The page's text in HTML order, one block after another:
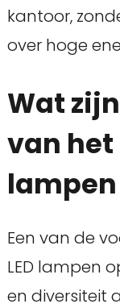
kantoor,
over hoge
Wat
van het
lampen
Een van de
LED lampen
en diversiteit